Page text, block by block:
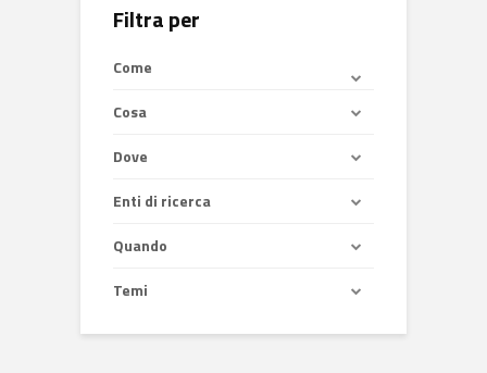
Filtra per
Come
Cosa
Dove
Enti di ricerca
Quando
Temi